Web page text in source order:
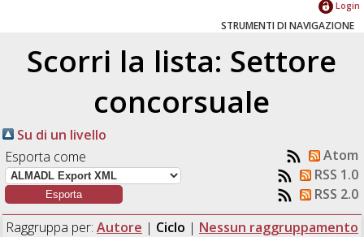
Login
STRUMENTI DI NAVIGAZIONE
Scorri la lista: Settore
concorsuale
Su di un livello
Esporta come
Atom
RSS 1.0
RSS 2.0
Raggruppa per: Autore | Ciclo | Nessun raggruppamento